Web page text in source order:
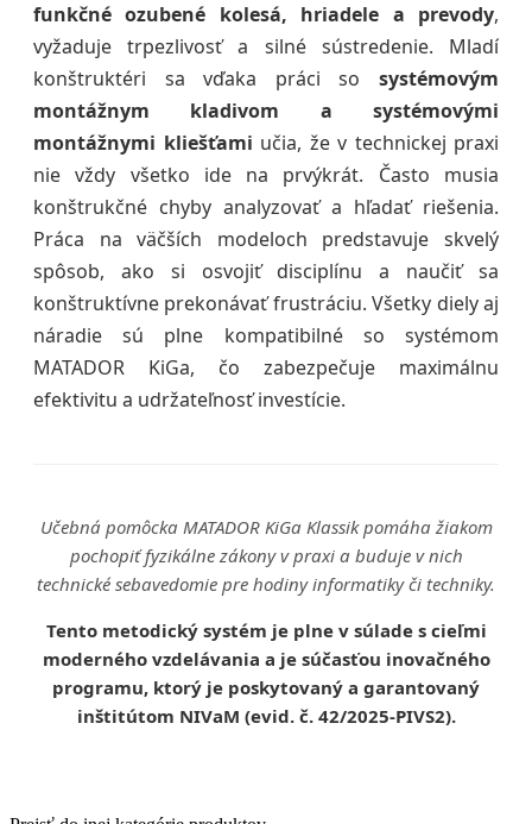
funkčné ozubené kolesá, hriadele a prevody,
vyžaduje trpezlivosť a silné sústredenie. Mladí
konštruktéri sa vďaka práci so systémovým
montážnym kladivom a systémovými
montážnymi kliešťami učia, že v technickej praxi
nie vždy všetko ide na prvýkrát. Často musia
konštrukčné chyby analyzovať a hľadať riešenia.
Práca na väčších modeloch predstavuje skvelý
spôsob, ako si osvojiť disciplínu a naučiť sa
konštruktívne prekonávať frustráciu. Všetky diely aj
náradie sú plne kompatibilné so systémom
MATADOR KiGa, čo zabezpečuje maximálnu
efektivitu a udržateľnosť investície.
Učebná pomôcka MATADOR KiGa Klassik pomáha žiakom
pochopiť fyzikálne zákony v praxi a buduje v nich
technické sebavedomie pre hodiny informatiky či techniky.
Tento metodický systém je plne v súlade s cieľmi
moderného vzdelávania a je súčasťou inovačného
programu, ktorý je poskytovaný a garantovaný
inštitútom NIVaM (evid. č. 42/2025-PIVS2).